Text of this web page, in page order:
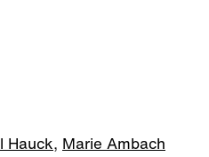
Hauck, Marie Ambach